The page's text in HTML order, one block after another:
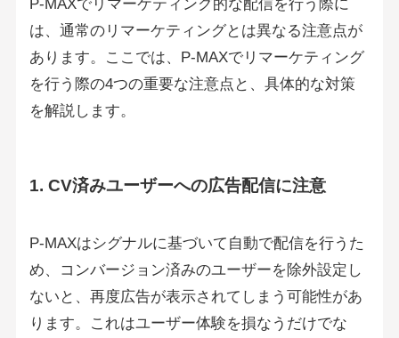
P-MAXでリマーケティング的な配信を行う際に
は、通常のリマーケティングとは異なる注意点が
あります。ここでは、P-MAXでリマーケティング
を行う際の4つの重要な注意点と、具体的な対策
を解説します。
1. CV済みユーザーへの広告配信に注意
P-MAXはシグナルに基づいて自動で配信を行うた
め、コンバージョン済みのユーザーを除外設定し
ないと、再度広告が表示されてしまう可能性があ
ります。これはユーザー体験を損なうだけでな